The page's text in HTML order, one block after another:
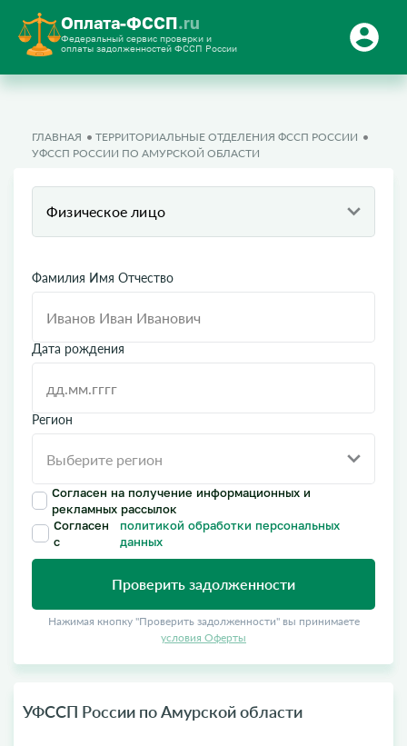
Оплата-ФССП.ru
Федеральный сервис проверки и
оплаты задолженностей ФССП России
ГЛАВНАЯ
ТЕРРИТОРИАЛЬНЫЕ ОТДЕЛЕНИЯ ФССП РОССИИ
УФССП РОССИИ ПО АМУРСКОЙ ОБЛАСТИ
Физическое лицо
Фамилия Имя Отчество
Дата рождения
Регион
Согласен на получение информационных и
рекламных рассылок
Согласен
с
политикой обработки персональных
данных
Проверить задолженности
Нажимая кнопку "Проверить задолженности" вы принимаете
условия Оферты
УФССП России по Амурской области